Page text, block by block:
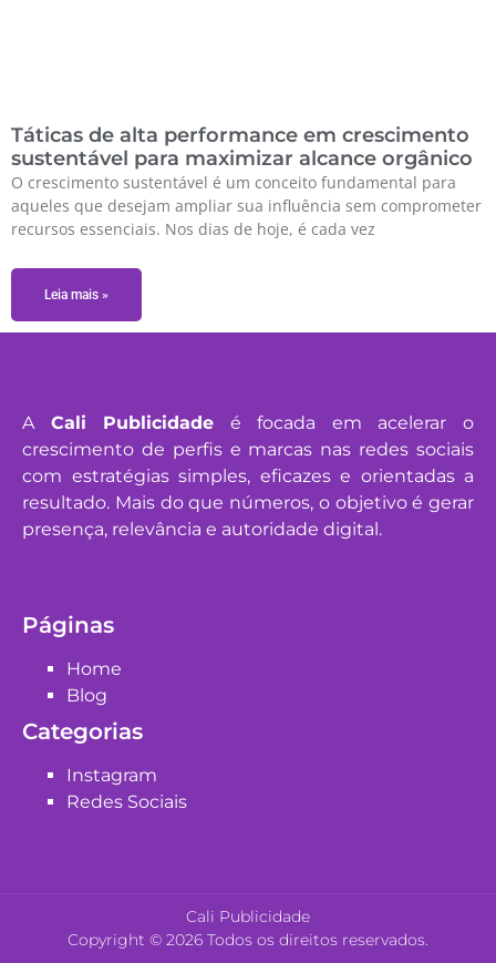
Táticas de alta performance em crescimento
sustentável para maximizar alcance orgânico
O crescimento sustentável é um conceito fundamental para
aqueles que desejam ampliar sua influência sem comprometer
recursos essenciais. Nos dias de hoje, é cada vez
Leia mais »
A Cali Publicidade é focada em acelerar o
crescimento de perfis e marcas nas redes sociais
com estratégias simples, eficazes e orientadas a
resultado. Mais do que números, o objetivo é gerar
presença, relevância e autoridade digital.
Páginas
Home
Blog
Categorias
Instagram
Redes Sociais
Cali Publicidade
Copyright © 2026 Todos os direitos reservados.